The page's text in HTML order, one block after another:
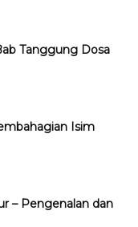
Tanggung Dosa
Isim
– Pengenalan dan